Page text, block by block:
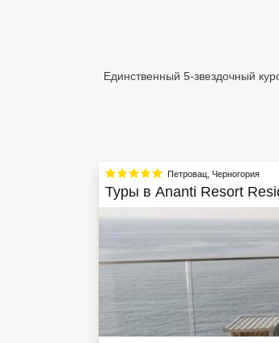
Единственный 5-звездочный
Петровац, Черногория
Туры в Ananti Resort
Большой Сочи